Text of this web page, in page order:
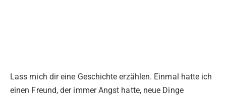
Lass mich dir eine Geschichte erzählen. Einmal hatte ich
einen Freund, der immer Angst hatte, neue Dinge